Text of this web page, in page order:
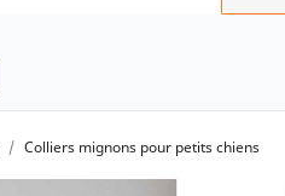
Colliers mignons pour petits chiens